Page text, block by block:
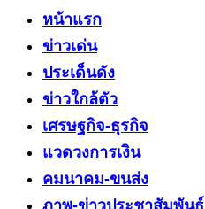
หน้าแรก
ข่าวเด่น
ประเด็นดัง
ข่าวใกล้ตัว
เศรษฐกิจ-ธุรกิจ
แวดวงการเงิน
คมนาคม-ขนส่ง